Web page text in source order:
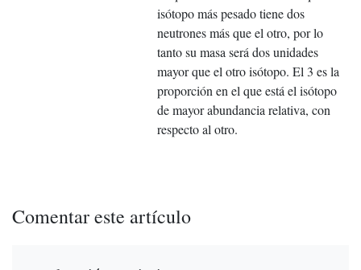
isótopo más pesado tiene dos
neutrones más que el otro, por lo
tanto su masa será dos unidades
mayor que el otro isótopo. El 3 es la
proporción en el que está el isótopo
de mayor abundancia relativa, con
respecto al otro.
Comentar este artículo